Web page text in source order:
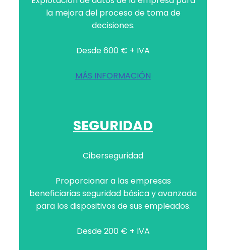
la mejora del proceso de toma de
decisiones.
Desde 600 € + IVA
MÁS INFORMACIÓN
SEGURIDAD
Ciberseguridad
Proporcionar a las empresas
beneficiarias seguridad básica y avanzada
para los dispositivos de sus empleados.
Desde 200 € + IVA